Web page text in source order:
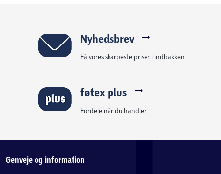
Nyhedsbrev
Få vores skarpeste priser i indbakken
føtex plus
Fordele når du handler
Genveje og information